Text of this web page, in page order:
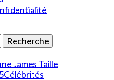
James Taille
Célébrités